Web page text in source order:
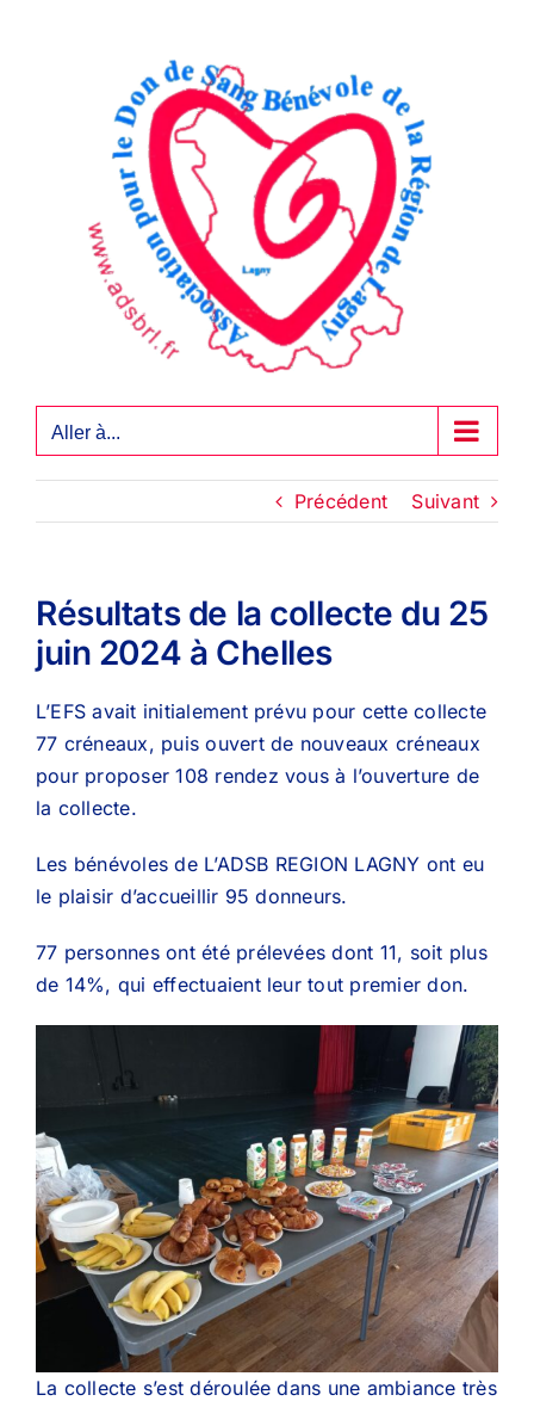
Aller à...
Précédent Suivant
Résultats de la collecte du 25
juin 2024 à Chelles
L’EFS avait initialement prévu pour cette collecte
77 créneaux, puis ouvert de nouveaux créneaux
pour proposer 108 rendez vous à l’ouverture de
la collecte.
Les bénévoles de L’ADSB REGION LAGNY ont eu
le plaisir d’accueillir 95 donneurs.
77 personnes ont été prélevées dont 11, soit plus
de 14%, qui effectuaient leur tout premier don.
La collecte s’est déroulée dans une ambiance très